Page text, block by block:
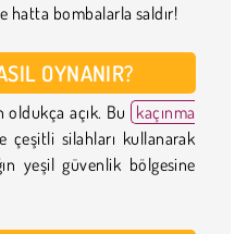
hatta bombalarla saldır!
OYNANIR?
oldukça açık. Bu kaçınma
çeşitli silahları kullanarak
yeşil güvenlik bölgesine